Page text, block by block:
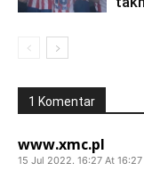
1 Komentar
www.xmc.pl
15 Jul 2022. 16:27 At 16:27